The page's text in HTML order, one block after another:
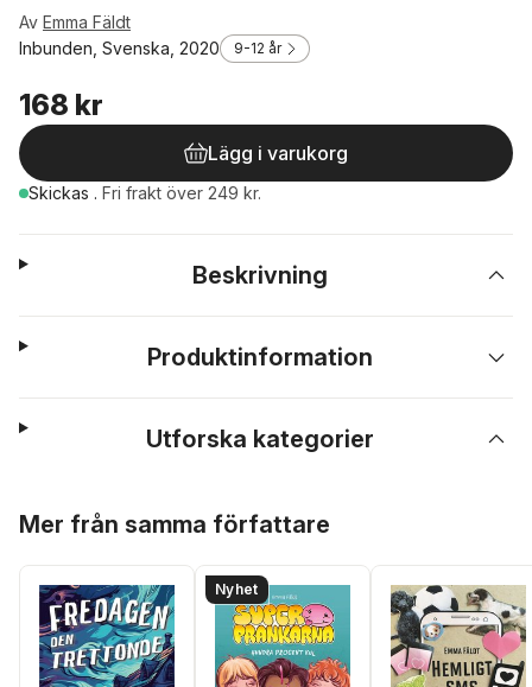
Av Emma Fäldt
Inbunden, Svenska, 2020
9-12 år
168 kr
Lägg i varukorg
Skickas . Fri frakt över 249 kr.
Beskrivning
Produktinformation
Utforska kategorier
Mer från samma författare
Nyhet